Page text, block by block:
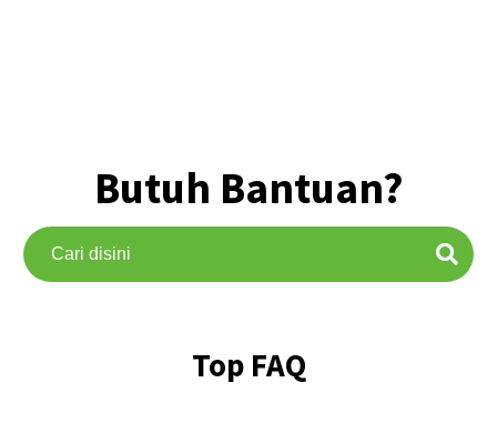
Butuh Bantuan?
Top FAQ